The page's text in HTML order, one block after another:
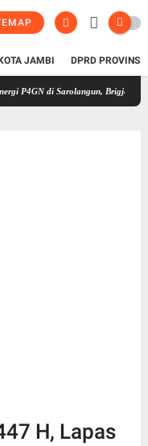
JAMBI DPRD
Sarolangun, Brigjen Asep Ingatkan
H, Lapas